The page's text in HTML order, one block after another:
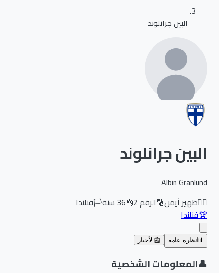
البين جرانلوند
البين جرانلوند
Albin Granlund
ظهير أيمن🔢الرقم2
🎂
36سنة🏳️فنلندا
فنلندا
نظرة عامة 📰 الأخبار
المعلومات الشخصية